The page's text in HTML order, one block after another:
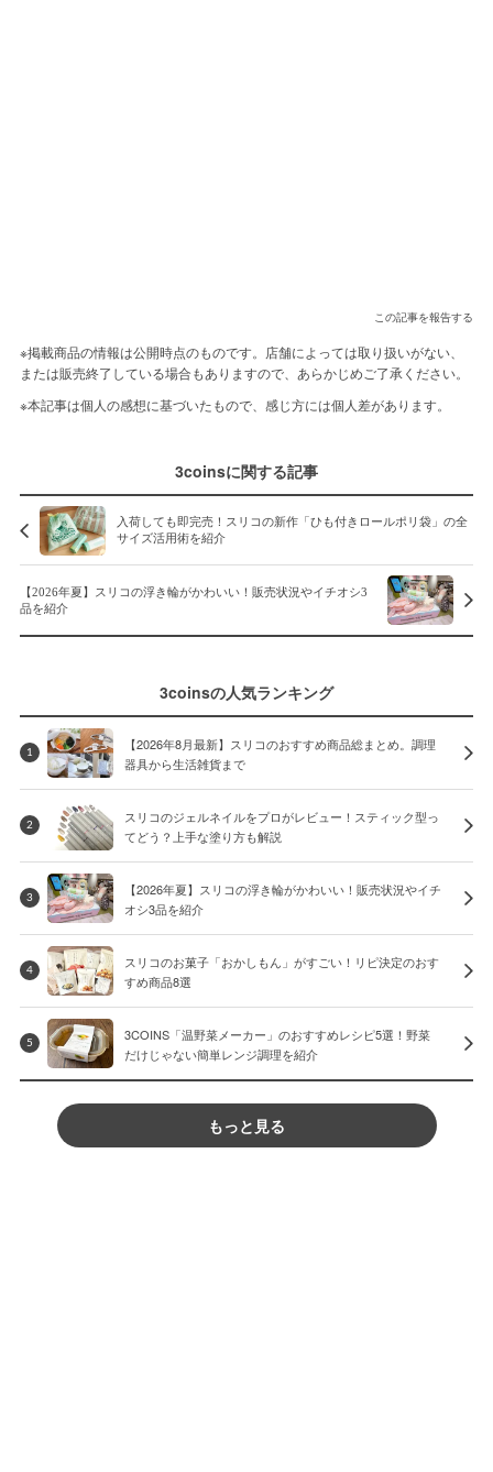
この記事を報告する
※掲載商品の情報は公開時点のものです。店舗によっては取り扱いがない、
または販売終了している場合もありますので、あらかじめご了承ください。
※本記事は個人の感想に基づいたもので、感じ方には個人差があります。
3coinsに関する記事
入荷しても即完売！スリコの新作「ひも付きロールポリ袋」の全
サイズ活用術を紹介
【2026年夏】スリコの浮き輪がかわいい！販売状況やイチオシ3
品を紹介
3coinsの人気ランキング
1
【2026年8月最新】スリコのおすすめ商品総まとめ。調理
器具から生活雑貨まで
2
スリコのジェルネイルをプロがレビュー！スティック型っ
てどう？上手な塗り方も解説
3
【2026年夏】スリコの浮き輪がかわいい！販売状況やイチ
オシ3品を紹介
4
スリコのお菓子「おかしもん」がすごい！リピ決定のおす
すめ商品8選
5
3COINS「温野菜メーカー」のおすすめレシピ5選！野菜
だけじゃない簡単レンジ調理を紹介
もっと見る